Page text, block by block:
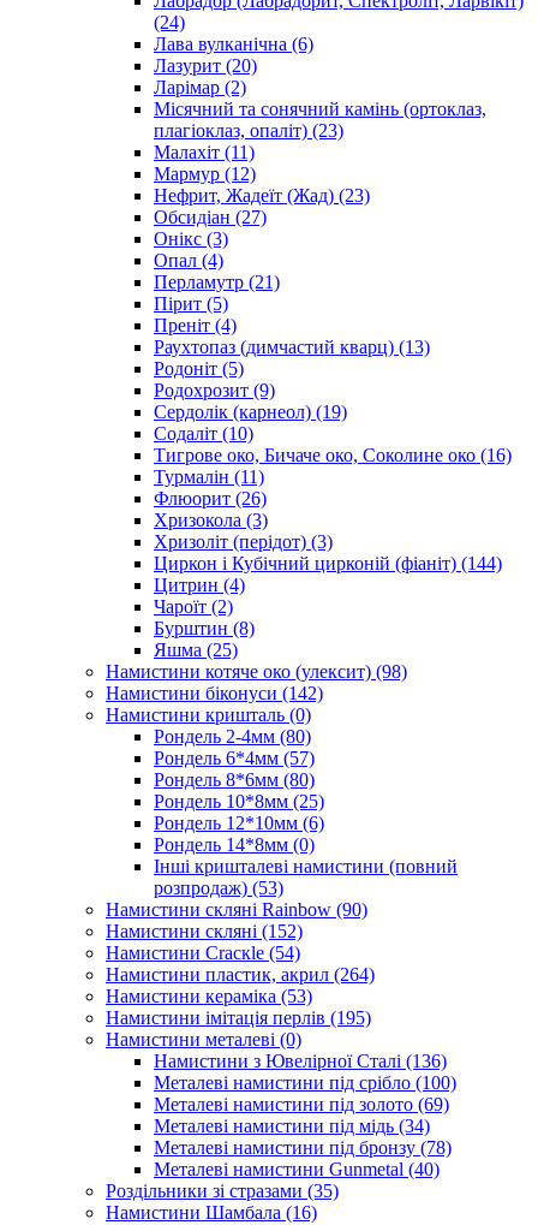
(24)
Лава вулканічна (6)
Лазурит (20)
Ларімар (2)
Місячний та сонячний камінь (ортоклаз,
плагіоклаз, опаліт) (23)
Малахіт (11)
Мармур (12)
Нефрит, Жадеїт (Жад) (23)
Обсидіан (27)
Онікс (3)
Опал (4)
Перламутр (21)
Пірит (5)
Преніт (4)
Раухтопаз (димчастий кварц) (13)
Родоніт (5)
Родохрозит (9)
Сердолік (карнеол) (19)
Содаліт (10)
Тигрове око, Бичаче око, Соколине око (16)
Турмалін (11)
Флюорит (26)
Хризокола (3)
Хризоліт (перідот) (3)
Циркон і Кубічний цирконій (фіаніт) (144)
Цитрин (4)
Чароїт (2)
Бурштин (8)
Яшма (25)
Намистини котяче око (улексит) (98)
Намистини біконуси (142)
Намистини кришталь (0)
Рондель 2-4мм (80)
Рондель 6*4мм (57)
Рондель 8*6мм (80)
Рондель 10*8мм (25)
Рондель 12*10мм (6)
Рондель 14*8мм (0)
Інші кришталеві намистини (повний
розпродаж) (53)
Намистини скляні Rainbow (90)
Намистини скляні (152)
Намистини Cracкle (54)
Намистини пластик, акрил (264)
Намистини кераміка (53)
Намистини імітація перлів (195)
Намистини металеві (0)
Намистини з Ювелірної Сталі (136)
Металеві намистини під срібло (100)
Металеві намистини під золото (69)
Металеві намистини під мідь (34)
Металеві намистини під бронзу (78)
Металеві намистини Gunmetal (40)
Роздільники зі стразами (35)
Намистини Шамбала (16)